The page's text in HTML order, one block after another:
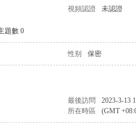
視頻認證 未認證
題數 0
性别 保密
最後訪問
2023-3-13
所在時區 (GMT